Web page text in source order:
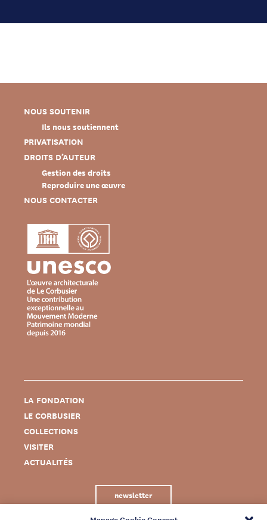
NOUS SOUTENIR
Ils nous soutiennent
PRIVATISATION
DROITS D’AUTEUR
Gestion des droits
Reproduire une œuvre
NOUS CONTACTER
LA FONDATION
LE CORBUSIER
COLLECTIONS
VISITER
ACTUALITÉS
newsletter